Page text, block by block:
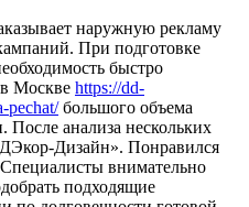
наружную рекламу
При подготовке
быстро
Москве https://dd-
pechat/большого объема
После анализа нескольких
Дизайн». Понравился
внимательно
подходящие